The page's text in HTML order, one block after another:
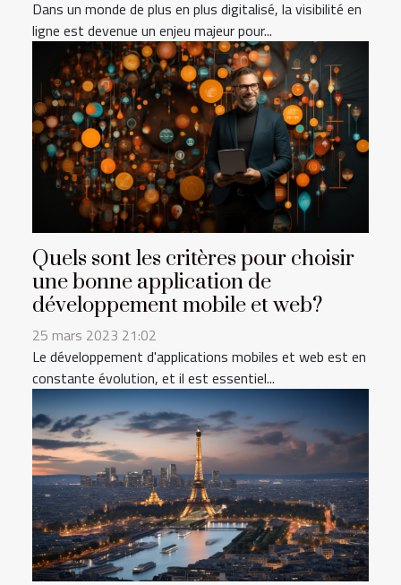
Dans un monde de plus en plus digitalisé, la visibilité en
ligne est devenue un enjeu majeur pour...
Quels sont les critères pour choisir
une bonne application de
développement mobile et web?
25 mars 2023 21:02
Le développement d'applications mobiles et web est en
constante évolution, et il est essentiel...